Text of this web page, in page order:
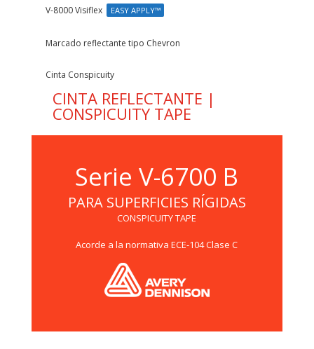
V-8000 Visiflex EASY APPLY™
Marcado reflectante tipo Chevron
Cinta Conspicuity
CINTA REFLECTANTE |
CONSPICUITY TAPE
Serie V-6700 B
PARA SUPERFICIES RÍGIDAS
CONSPICUITY TAPE
Acorde a la normativa ECE-104 Clase C